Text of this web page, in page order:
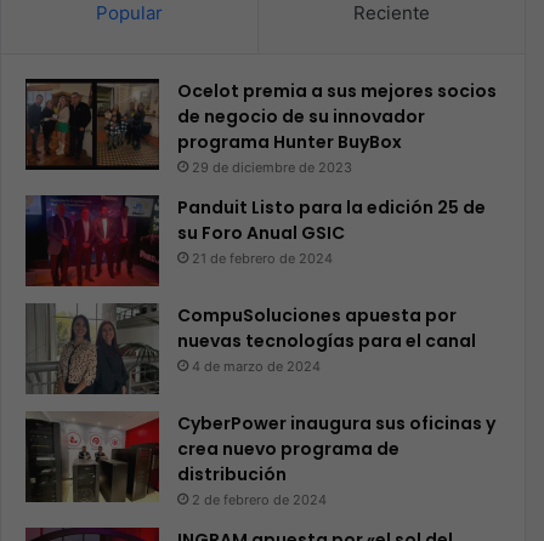
Popular Reciente
Ocelot premia a sus mejores socios
de negocio de su innovador
programa Hunter BuyBox
29 de diciembre de 2023
Panduit Listo para la edición 25 de
su Foro Anual GSIC
21 de febrero de 2024
CompuSoluciones apuesta por
nuevas tecnologías para el canal
4 de marzo de 2024
CyberPower inaugura sus oficinas y
crea nuevo programa de
distribución
2 de febrero de 2024